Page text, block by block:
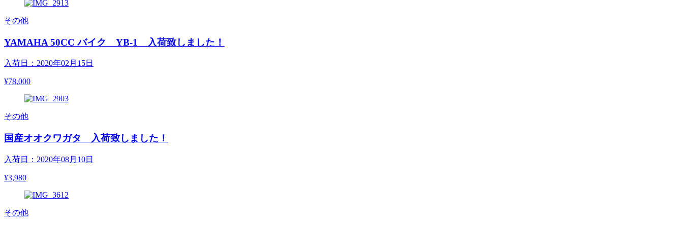
その他
YAMAHA 50CC バイク YB-1 入荷致しました！
入荷日：2020年02月15日
¥78,000
その他
国産オオクワガタ 入荷致しました！
入荷日：2020年08月10日
¥3,980
その他